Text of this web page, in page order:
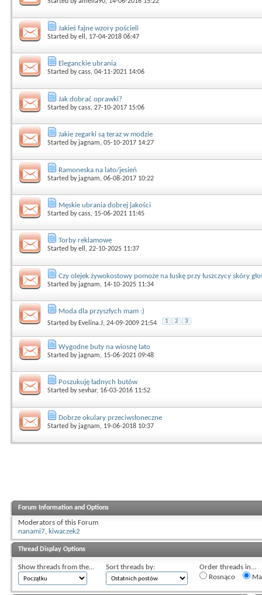
Jakieś fajne wzory pościeli
Started byell , 17-04-2018 06:47
Eleganckie ubrania
Started bycass, 04-11-2021 14:06
Jak dobrać oprawki?
Started bycass, 27-10-2017 15:06
Jakie zegarki są teraz w modzie
Started by jagnam, 05-10-2017 14:27
Ramoneska na lato/jesień
Started by jagnam, 06-08-2017 10:22
Męskie ubrania dobrej jakości
Started bycass, 15-06-2021 11:45
Torby reklamowe
Started byell, 22-10-2025 11:37
Czy olejek żywokostowy pomoże na łuskę przy łuszczycy skóry
Started by jagnam, 14-10-2025 11:34
Moda dla przyszłych mam :)
Started by Evelina.J, 24-09-2009 21:54 1 2 3
Wygodne buty na wiosnę lato
Started by jagnam, 15-06-2021 09:48
Poszukuję ładnych butów
Started bysevhar, 16-03-2016 11:52
Dobrze okulary przeciwsłoneczne
Started by jagnam, 19-06-2018 10:37
Forum Information and Options
Moderators of this Forum
nanami7, kiwaczek2
Thread Display Options
Show threads from the... Sort threads by:
Order threads in...
Rosnąco